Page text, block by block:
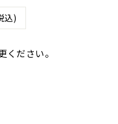
1 500ml ¥220 (税込)
ください。